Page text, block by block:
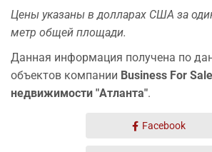
Цены указаны в долларах США за
метр общей площади.
Данная информация получена по
объектов компании Business For Sale
недвижимости "Атланта".
Facebook